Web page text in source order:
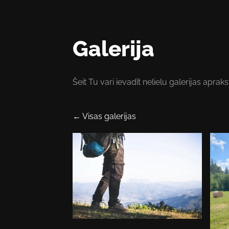
Galerija
Šeit Tu vari ievadīt nelielu galerijas
Visas galerijas